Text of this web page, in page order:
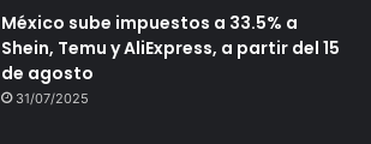
México sube impuestos a 33.5% a
Shein, Temu y AliExpress, a partir del 15
de agosto
31/07/2025